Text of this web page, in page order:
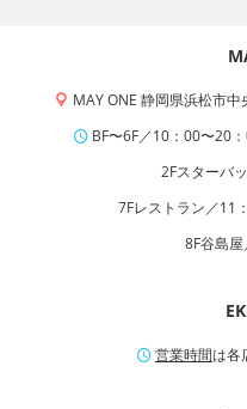
MAY ONE 静岡県浜松市中
BF〜6F／10：00〜20
2Fスターバ
7Fレストラン／11
8F谷島
営業時間は各